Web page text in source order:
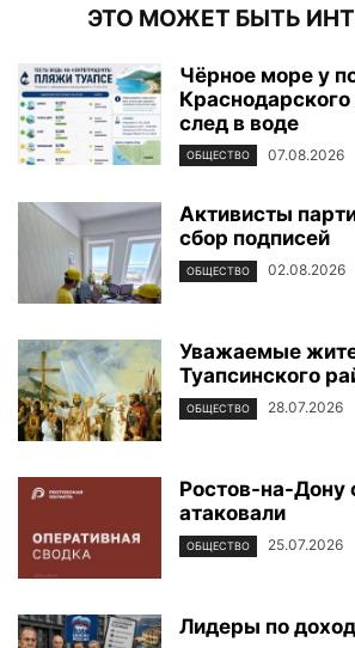
ЭТО МОЖЕТ БЫТЬ
Чёрное море у
след в воде
ОБЩЕСТВО 07.08.2026
Активисты
сбор подписей
ОБЩЕСТВО 02.08.2026
Уважаемые
Туапсинского
ОБЩЕСТВО 28.07.2026
Ростов-на-Дону
атаковали
ОБЩЕСТВО 25.07.2026
Лидеры по